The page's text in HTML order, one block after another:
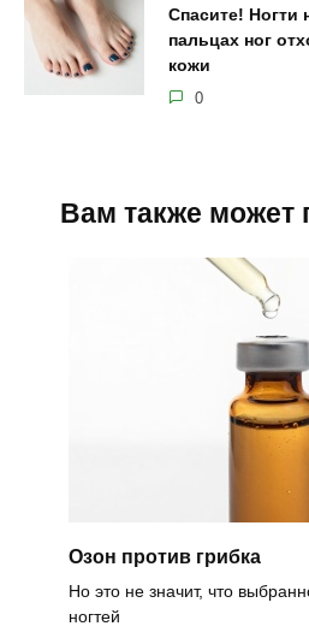
Спасите! Ногти
пальцах ног
кожи
0
Вам также может
Озон против грибка
Но это не значит, что
ногтей